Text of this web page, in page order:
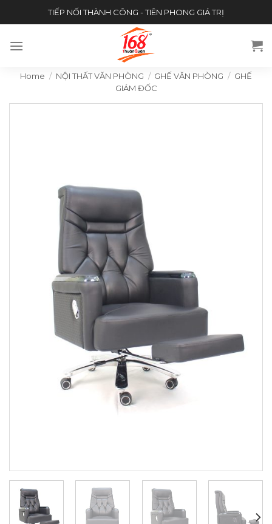
to
TIẾP NỐI THÀNH CÔNG - TIÊN PHONG GIÁ TRỊ
Home / NỘI THẤT VĂN PHÒNG / GHẾ VĂN PHÒNG / GHẾ
GIÁM ĐỐC